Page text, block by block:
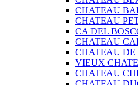
CHATEAU
CHATEAU
CA DEL
CHATEAU
CHATEAU DE
VIEUX
CHATEAU